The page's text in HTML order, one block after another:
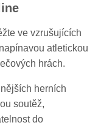
ve vzrušujících
atletickou
hrách.
herních
soutěž,
do